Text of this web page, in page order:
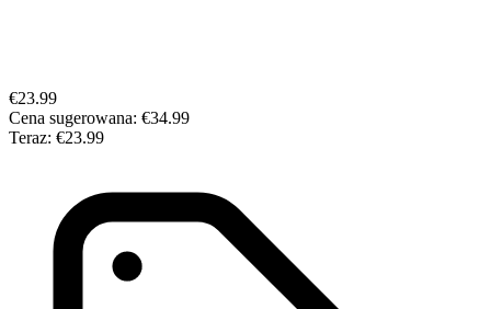
€23.99
Cena sugerowana: €34.99
Teraz: €23.99